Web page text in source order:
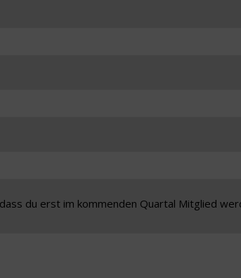
du erst im kommenden Quartal Mitglied